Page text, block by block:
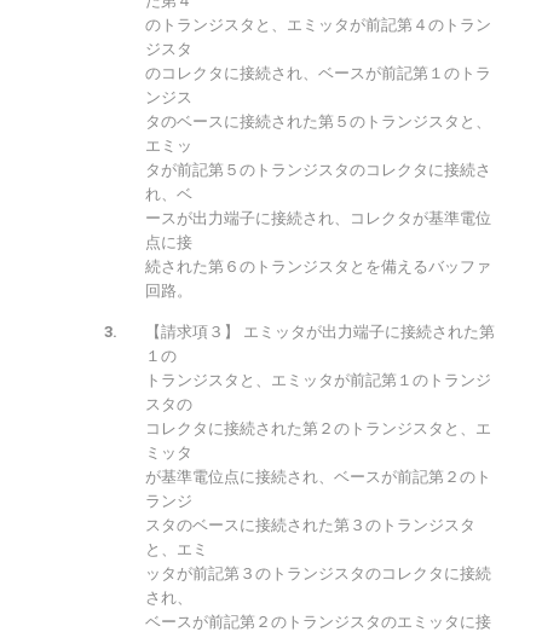
のトランジスタと、エミッタが前記第４のトラン
ジスタ
のコレクタに接続され、ベースが前記第１のトラ
ンジス
タのベースに接続された第５のトランジスタと、
エミッ
タが前記第５のトランジスタのコレクタに接続さ
れ、ベ
ースが出力端子に接続され、コレクタが基準電位
点に接
続された第６のトランジスタとを備えるバッファ
回路。
【請求項３】 エミッタが出力端子に接続された第
１の
トランジスタと、エミッタが前記第１のトランジ
スタの
コレクタに接続された第２のトランジスタと、エ
ミッタ
が基準電位点に接続され、ベースが前記第２のト
ランジ
スタのベースに接続された第３のトランジスタ
と、エミ
ッタが前記第３のトランジスタのコレクタに接続
され、
ベースが前記第２のトランジスタのエミッタに接